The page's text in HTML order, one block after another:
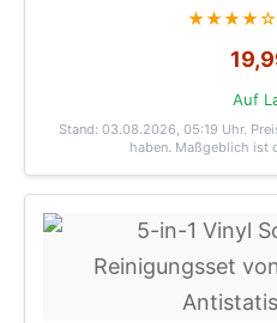
★★★★☆
Auf
Stand: 03.08.2026, 05:19 Uhr.
haben. Maßgeblich ist